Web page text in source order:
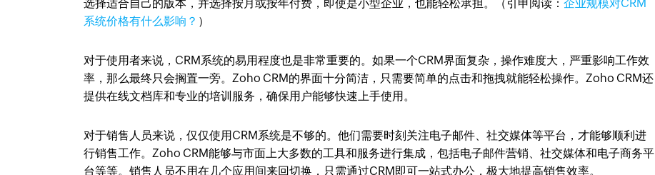
选择适合自己的版本，并选择按月或按年付费，即使是小型企业，也能轻松承担。（引申阅读：企业规模对CRM
系统价格有什么影响？ ）
对于使用者来说，CRM系统的易用程度也是非常重要的。如果一个CRM界面复杂，操作难度大，严重影响工作效
率，那么最终只会搁置一旁。Zoho CRM的界面十分简洁，只需要简单的点击和拖拽就能轻松操作。Zoho CRM还
提供在线文档库和专业的培训服务，确保用户能够快速上手使用。
对于销售人员来说，仅仅使用CRM系统是不够的。他们需要时刻关注电子邮件、社交媒体等平台，才能够顺利进
行销售工作。Zoho CRM能够与市面上大多数的工具和服务进行集成，包括电子邮件营销、社交媒体和电子商务平
台等等。销售人员不用在几个应用间来回切换，只需通过CRM即可一站式办公，极大地提高销售效率。